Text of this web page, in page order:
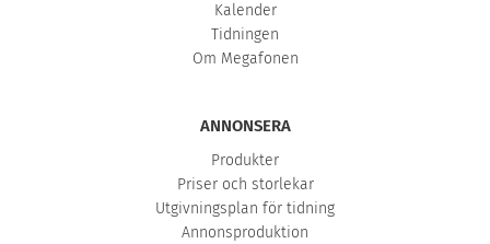
Kalender
Tidningen
Om Megafonen
ANNONSERA
Produkter
Priser och storlekar
Utgivningsplan för tidning
Annonsproduktion